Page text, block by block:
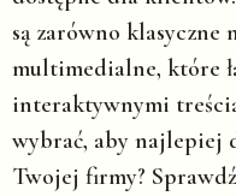
są zarówno
multimedialne, które
interaktywnymi
wybrać, aby najlepiej
Twojej firmy?